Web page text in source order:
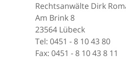
Rechtsanwälte Dirk
Am Brink 8
23564 Lübeck
Tel: 0451 - 8 10 43 80
Fax: 0451 - 8 10 43 8 11